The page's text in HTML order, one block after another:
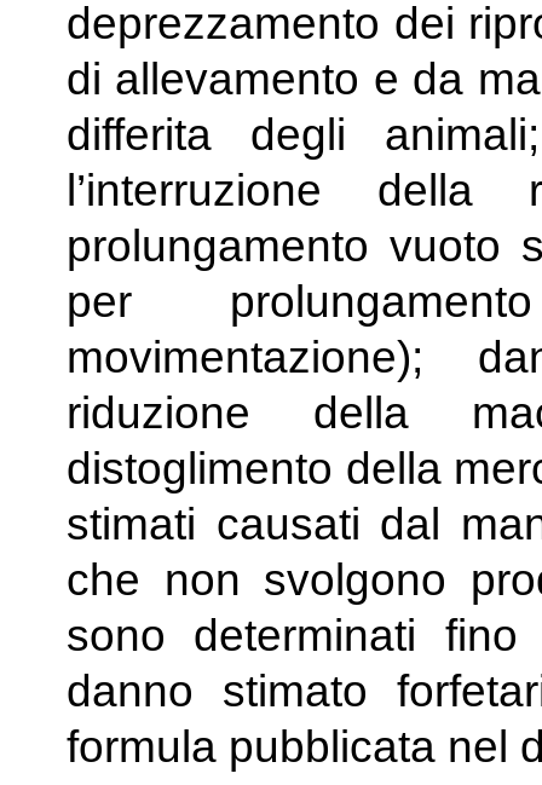
deprezzamento dei
di allevamento e da
differita degli
l’interruzione della
prolungamento vuoto
per
movimentazione);
riduzione della
distoglimento della
stimati causati dal
che non svolgono
sono determinati
danno stimato
formula pubblicata nel